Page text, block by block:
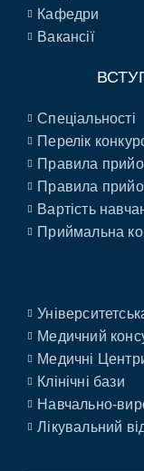
Кафедри
Вакансії
Спеціальності
Перелік
Правила
Правила
Вартість
Приймальна
Медичний
Медичні
Клінічні бази
Навчально-
Лікувальний